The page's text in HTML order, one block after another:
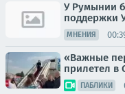
У Румынии
поддержки
МНЕНИЯ
«Важные
прилетел в
ПАБЛИКИ